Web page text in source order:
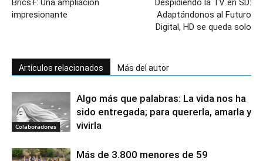
impresionante
Adaptándonos al Futuro
Digital, HD se queda solo
Artículos relacionados Más del autor
Colaboradores
Algo más que palabras: La vida nos ha
sido entregada; para quererla, amarla y
vivirla
Más de 3.800 menores de 59